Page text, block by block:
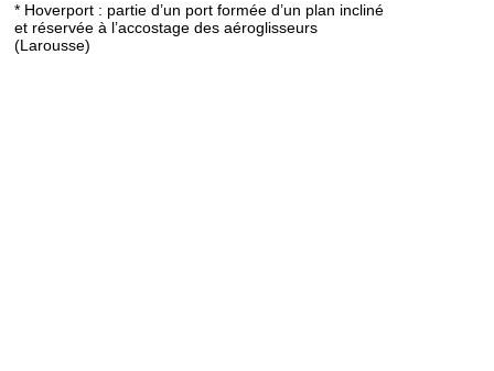
* Hoverport : partie d’un port formée d’un plan incliné
et réservée à l’accostage des aéroglisseurs
(Larousse)